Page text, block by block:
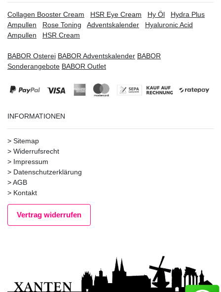
Collagen Booster Cream HSR Eye Cream Hy Öl
Hydra Plus
Ampullen
Rose Toning Adventskalender
Hyaluronic Acid
Ampullen
HSR Cream
BABOR Osterei BABOR Adventskalender BABOR
Sonderangebote BABOR Outlet
INFORMATIONEN
> Sitemap
> Widerrufsrecht
> Impressum
> Datenschutzerklärung
>AGB
> Kontakt
Vertrag widerrufen